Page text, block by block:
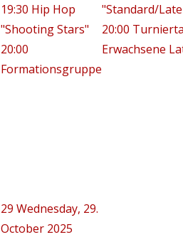
19:30 Hip Hop
"Shooting Stars"
20:00
Formationsgruppe
"Standard/
20:00
Erwachsene
29 Wednesday, 29.
October 2025